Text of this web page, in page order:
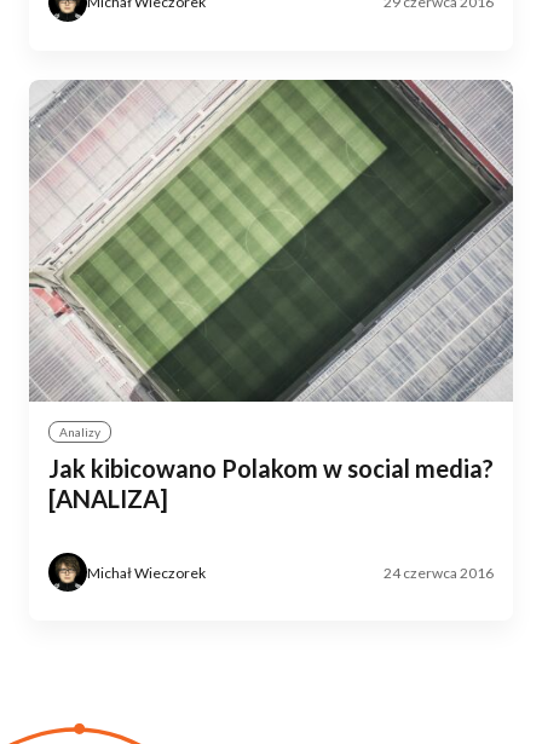
Analizy
Jak kibicowano Polakom w social media?
[ANALIZA]
Michał Wieczorek 24 czerwca 2016